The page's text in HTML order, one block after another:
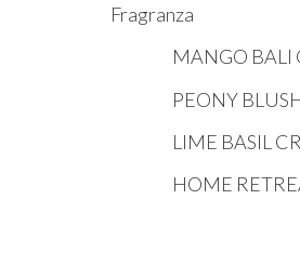
Fragranza
MANGO BALI
PEONY BLUSH
LIME BASIL
HOME RETREAT